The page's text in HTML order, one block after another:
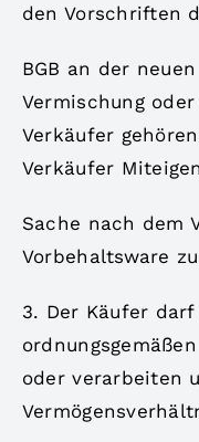
den Vorschriften
BGB an der
Vermischung
Verkäufer
Verkäufer
Sache nach dem
Vorbehaltsware
3. Der Käufer
oder verarbeiten